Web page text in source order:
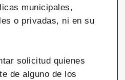
municipales,
o privadas, ni en su
solicitud quienes
de alguno de los